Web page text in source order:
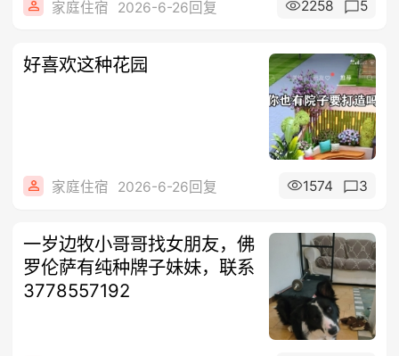
家庭住宿 2026-6-26回复 2258 5
好喜欢这种花园
家庭住宿 2026-6-26回复 1574 3
一岁边牧小哥哥找女朋友，佛
罗伦萨有纯种牌子妹妹，联系
3778557192